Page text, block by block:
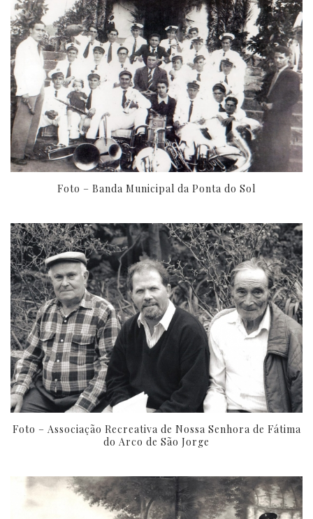
Foto – Banda Municipal da Ponta do Sol
Foto – Associação Recreativa de Nossa Senhora de Fátima
do Arco de São Jorge